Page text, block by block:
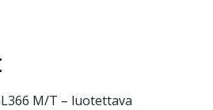
M/T – luotettava